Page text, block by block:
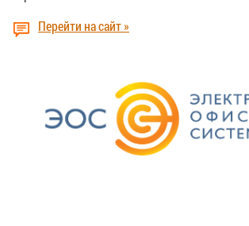
Перейти на сайт »